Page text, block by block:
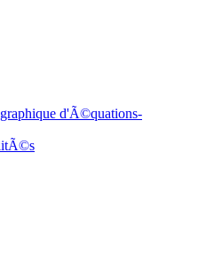
d'Ã©quations-